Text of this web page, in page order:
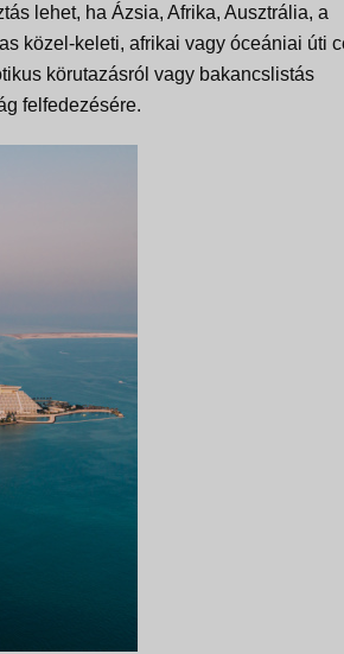
lehet, ha Ázsia, Afrika, Ausztrália, a
közel-keleti, afrikai vagy óceániai úti
körutazásról vagy bakancslistás
felfedezésére.